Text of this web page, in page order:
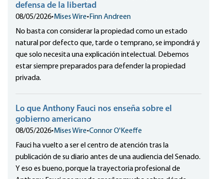
defensa de la libertad
08/05/2026• Mises Wire• Finn Andreen
No basta con considerar la propiedad como un estado
natural por defecto que, tarde o temprano, se impondrá y
que solo necesita una explicación intelectual. Debemos
estar siempre preparados para defender la propiedad
privada.
Lo que Anthony Fauci nos enseña sobre el
gobierno americano
08/05/2026• Mises Wire•Connor O'Keeffe
Fauci ha vuelto a ser el centro de atención tras la
publicación de su diario antes de una audiencia del Senado.
Y eso es bueno, porque la trayectoria profesional de